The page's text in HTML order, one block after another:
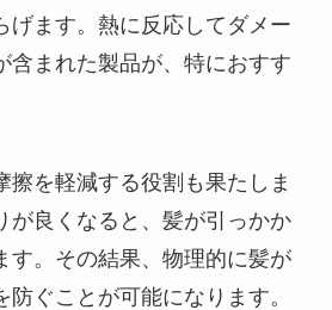
げます。熱に反応してダメー
含まれた製品が、特におすす
擦を軽減する役割も果たしま
が良くなると、髪が引っかか
す。その結果、物理的に髪が
ぐことが可能になります。